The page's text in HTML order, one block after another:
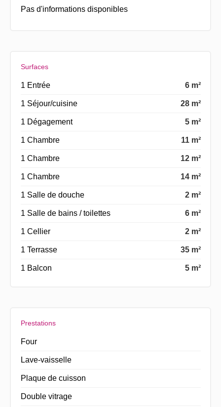
Pas d'informations disponibles
Surfaces
1 Entrée 6 m²
1 Séjour/cuisine 28 m²
1 Dégagement 5 m²
1 Chambre 11 m²
1 Chambre 12 m²
1 Chambre 14 m²
1 Salle de douche 2 m²
1 Salle de bains / toilettes 6 m²
1 Cellier 2 m²
1 Terrasse 35 m²
1 Balcon 5 m²
Prestations
Four
Lave-vaisselle
Plaque de cuisson
Double vitrage